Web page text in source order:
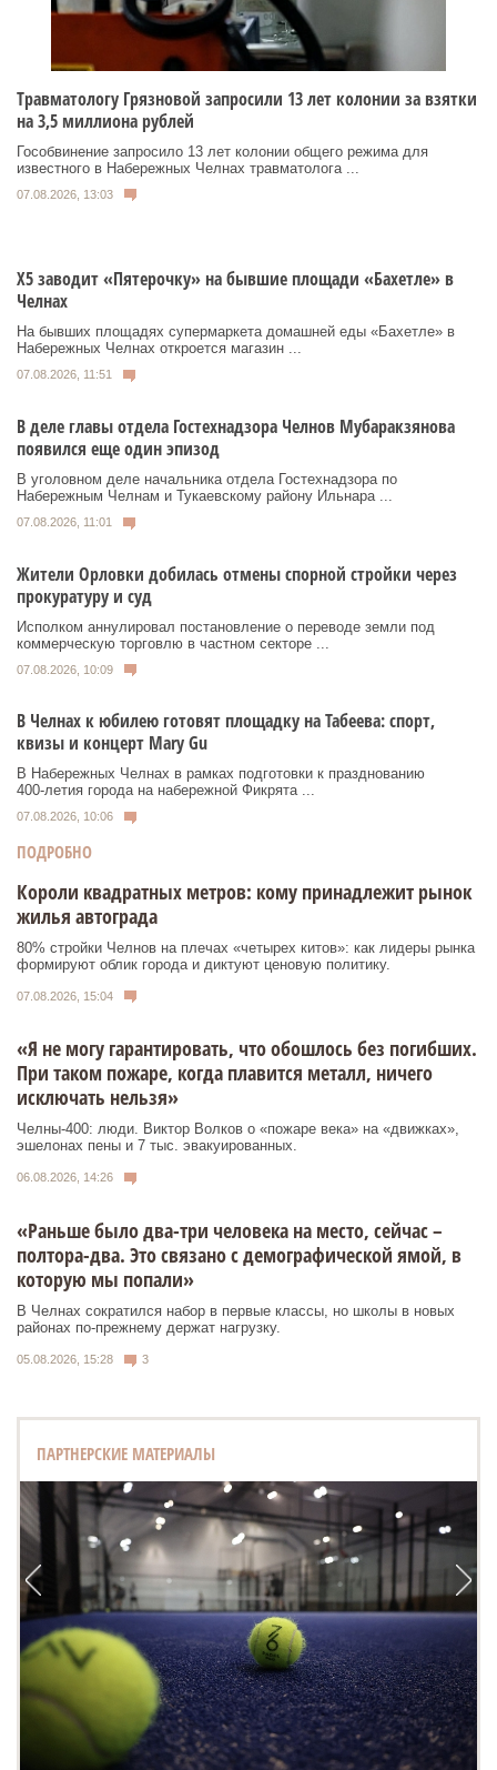
Травматологу Грязновой запросили 13 лет колонии за взятки
на 3,5 миллиона рублей
Гособвинение запросило 13 лет колонии общего режима для
известного в Набережных Челнах травматолога ...
07.08.2026, 13:03
Х5 заводит «Пятерочку» на бывшие площади «Бахетле» в
Челнах
На бывших площадях супермаркета домашней еды «Бахетле» в
Набережных Челнах откроется магазин ...
07.08.2026, 11:51
В деле главы отдела Гостехнадзора Челнов Мубаракзянова
появился еще один эпизод
В уголовном деле начальника отдела Гостехнадзора по
Набережным Челнам и Тукаевскому району Ильнара ...
07.08.2026, 11:01
Жители Орловки добилась отмены спорной стройки через
прокуратуру и суд
Исполком аннулировал постановление о переводе земли под
коммерческую торговлю в частном секторе ...
07.08.2026, 10:09
В Челнах к юбилею готовят площадку на Табеева: спорт,
квизы и концерт Mary Gu
В Набережных Челнах в рамках подготовки к празднованию
400‑летия города на набережной Фикрята ...
07.08.2026, 10:06
ПОДРОБНО
Короли квадратных метров: кому принадлежит рынок
жилья автограда
80% стройки Челнов на плечах «четырех китов»: как лидеры рынка
формируют облик города и диктуют ценовую политику.
07.08.2026, 15:04
«Я не могу гарантировать, что обошлось без погибших.
При таком пожаре, когда плавится металл, ничего
исключать нельзя»
Челны-400: люди. Виктор Волков о «пожаре века» на «движках»,
эшелонах пены и 7 тыс. эвакуированных.
06.08.2026, 14:26
«Раньше было два-три человека на место, сейчас –
полтора-два. Это связано с демографической ямой, в
которую мы попали»
В Челнах сократился набор в первые классы, но школы в новых
районах по-прежнему держат нагрузку.
05.08.2026, 15:28 3
ПАРТНЕРСКИЕ МАТЕРИАЛЫ